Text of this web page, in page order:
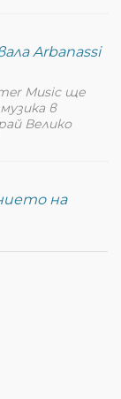
Arbanassi
Music ще
в
Велико
на